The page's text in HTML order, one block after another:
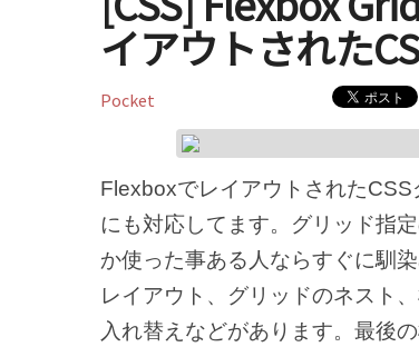
イアウトされた
Pocket
Flexboxでレイアウトされた
にも対応してます。グリッド指
か使った事ある人ならすぐに馴
レイアウト、グリッドのネスト
入れ替えなどがあります。最後